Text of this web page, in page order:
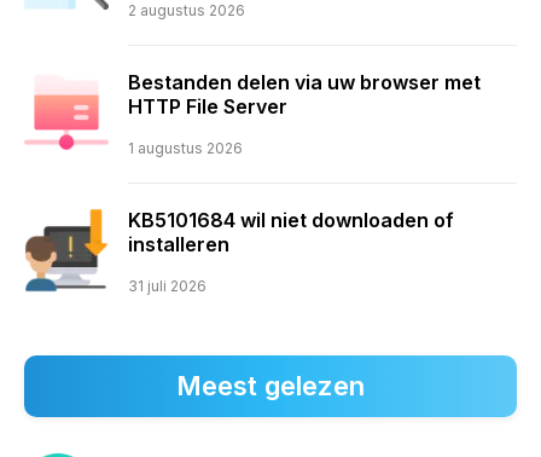
2 augustus 2026
Bestanden delen via uw browser met
HTTP File Server
1 augustus 2026
KB5101684 wil niet downloaden of
installeren
31 juli 2026
Meest gelezen